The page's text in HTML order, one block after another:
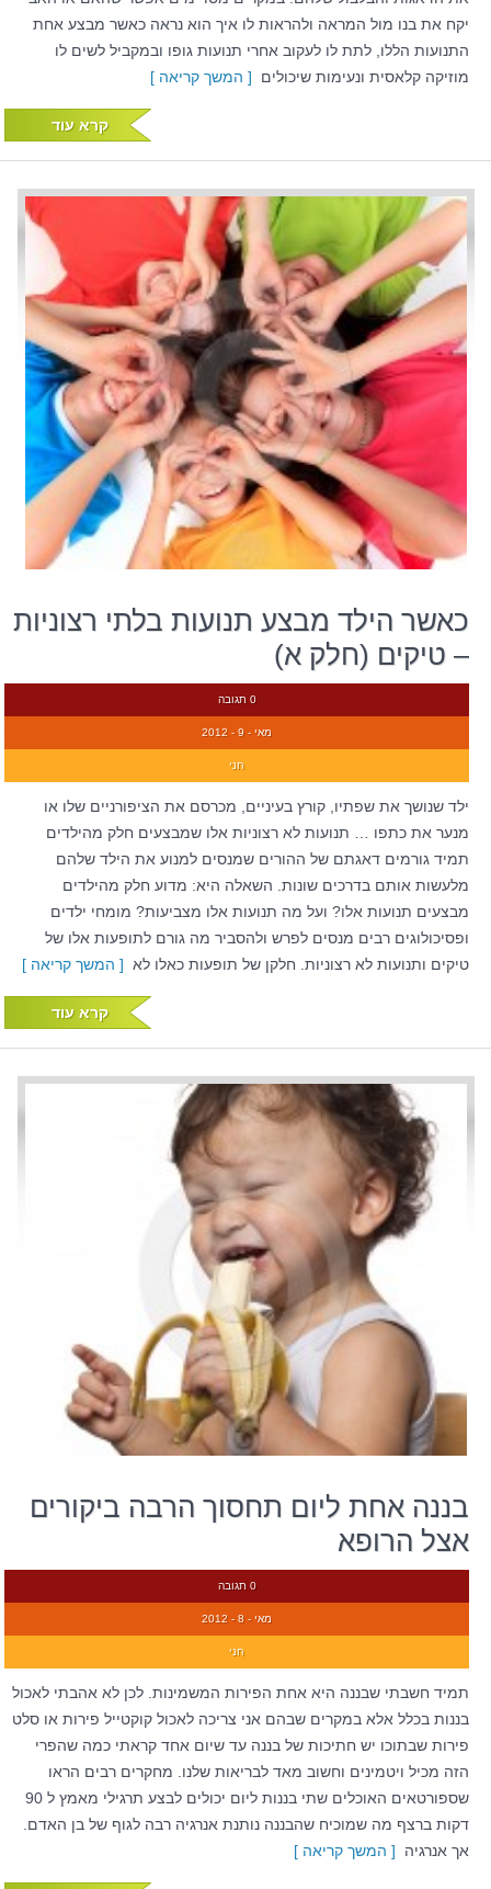
יקח את בנו מול המראה ולהראות לו איך הוא נראה כאשר מבצע אחת
התנועות הללו, לתת לו לעקוב אחרי תנועות גופו ובמקביל לשים לו
מוזיקה קלאסית ונעימות שיכולים [ המשך קריאה ]
קרא עוד
כאשר הילד מבצע תנועות בלתי רצוניות
– טיקים (חלק א)
0 תגובה
מאי - 9 - 2012
חני
ילד שנושך את שפתיו, קורץ בעיניים, מכרסם את הציפורניים שלו או
מנער את כתפו … תנועות לא רצוניות אלו שמבצעים חלק מהילדים
תמיד גורמים דאגתם של ההורים שמנסים למנוע את הילד שלהם
מלעשות אותם בדרכים שונות. השאלה היא: מדוע חלק מהילדים
מבצעים תנועות אלו? ועל מה תנועות אלו מצביעות? מומחי ילדים
ופסיכולוגים רבים מנסים לפרש ולהסביר מה גורם לתופעות אלו של
טיקים ותנועות לא רצוניות. חלקן של תופעות כאלו לא [ המשך קריאה ]
קרא עוד
בננה אחת ליום תחסוך הרבה ביקורים
אצל הרופא
0 תגובה
מאי - 8 - 2012
חני
תמיד חשבתי שבננה היא אחת הפירות המשמינות. לכן לא אהבתי לאכול
בננות בכלל אלא במקרים שבהם אני צריכה לאכול קוקטייל פירות או סלט
פירות שבתוכו יש חתיכות של בננה עד שיום אחד קראתי כמה שהפרי
הזה מכיל ויטמינים וחשוב מאד לבריאות שלנו. מחקרים רבים הראו
שספורטאים האוכלים שתי בננות ליום יכולים לבצע תרגילי מאמץ ל 90
דקות ברצף מה שמוכיח שהבננה נותנת אנרגיה רבה לגוף של בן האדם.
אך אנרגיה [ המשך קריאה ]